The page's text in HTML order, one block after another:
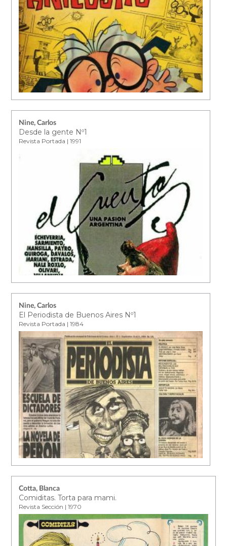
Nine, Carlos
Desde la gente Nº1
Revista Portada | 1991
Nine, Carlos
El Periodista de Buenos Aires Nº1
Revista Portada | 1984
Cotta, Blanca
Comiditas. Torta para mami.
Revista Sección | 1970